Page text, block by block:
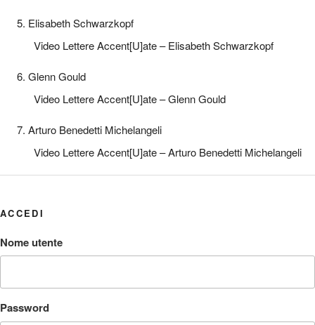
5. Elisabeth Schwarzkopf
Video Lettere Accent[U]ate – Elisabeth Schwarzkopf
6. Glenn Gould
Video Lettere Accent[U]ate – Glenn Gould
7. Arturo Benedetti Michelangeli
Video Lettere Accent[U]ate – Arturo Benedetti Michelangeli
ACCEDI
Nome utente
Password